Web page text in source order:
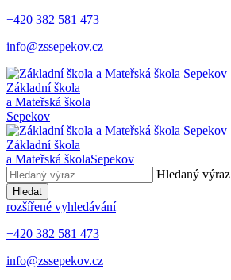
+420 382 581 473
info@zssepekov.cz
Základní škola
a Mateřská škola
Sepekov
Základní škola
a Mateřská školaSepekov
Hledaný výraz
Hledat
rozšířené vyhledávání
+420 382 581 473
info@zssepekov.cz